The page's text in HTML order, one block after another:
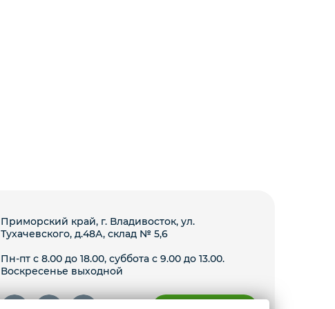
Приморский край, г. Владивосток, ул.
Тухачевского, д.48А, склад № 5,6
Пн-пт с 8.00 до 18.00, суббота с 9.00 до 13.00.
Воскресенье выходной